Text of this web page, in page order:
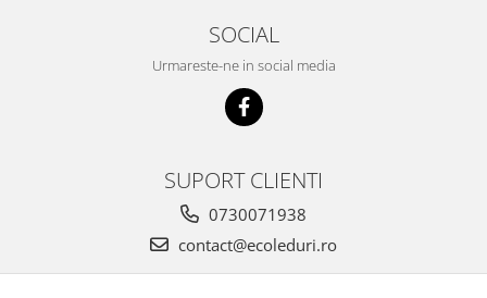
SOCIAL
Urmareste-ne in social media
SUPORT CLIENTI
0730071938
contact@ecoleduri.ro